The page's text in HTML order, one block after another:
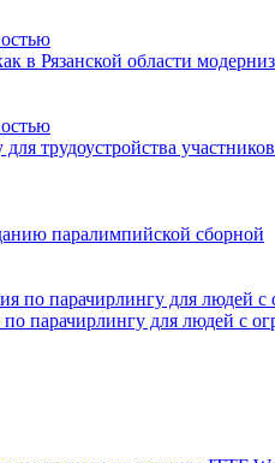
в Рязанской области
трудоустройства
паралимпийской сборной
по парачирлингу для людей с